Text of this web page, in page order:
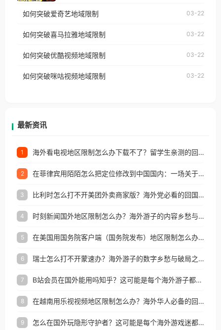
台湾、美国、加拿大、澳大利亚、欧洲等国家和地区
权限制所困扰。
播放”的提示语。 海外用户如香港、澳门、台湾、美
制问题，且仅能在中国大陆地区播放。 遇到这个问题
户收听网易云音乐地区版权限制」的问题，无论人在
如何突破爱奇艺地域限制 03-22
如何突破喜马拉雅地域限制 03-22
如何突破优酷视频地域限制 03-22
如何突破咪咕视频地域限制 03-22
最新资讯
1 海外看电视地区限制怎么办下载不了？留学生亲测的回国加速方案（附2026世界杯观赛技巧）
2 在菲律宾用陌陌怎么把定位修改到中国国内：一场关于归属感与连接的探索
3 比利时怎么打不开美团外卖商家版？海外党必看的回国加速全攻略
4 时刻新闻国外地区限制怎么办？海外游子的内容乡愁与破局之路
5 在美国用国务院客户端（国务院发布）地区限制怎么办？3步解决海外看国内内容难题
6 瑞士怎么打不开蒙速办？海外游子的数字乡愁与破局之路
7 B站会员在国外能用吗知乎？这可能是每个海外游子都问过的问题
8 在越南用乐视视频地区限制怎么办？海外华人必备的回国加速攻略
9 怎么在国外玩隐形守护者？这可能是每个海外游戏迷都问过的问题